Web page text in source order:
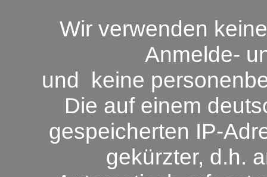
Wir verwenden
Anmelde-
und keine
Die auf einem
gespeicherten IP-
gekürzter, d.h.